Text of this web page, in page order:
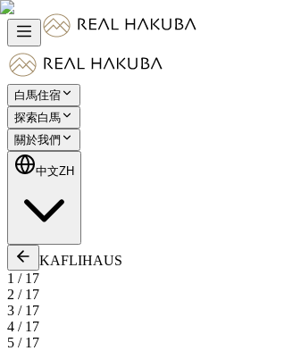
白馬住宿
探索白馬
關於我們
中文ZH
KAFLIHAUS
1 / 17
2 / 17
3 / 17
4 / 17
5 / 17